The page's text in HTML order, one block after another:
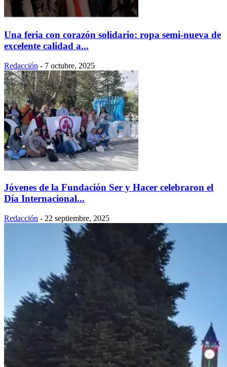
Una feria con corazón solidario: ropa semi-nueva de
excelente calidad a...
Redacción - 7 octubre, 2025
Jóvenes de la Fundación Ser y Hacer celebraron el
Día Internacional...
Redacción - 22 septiembre, 2025